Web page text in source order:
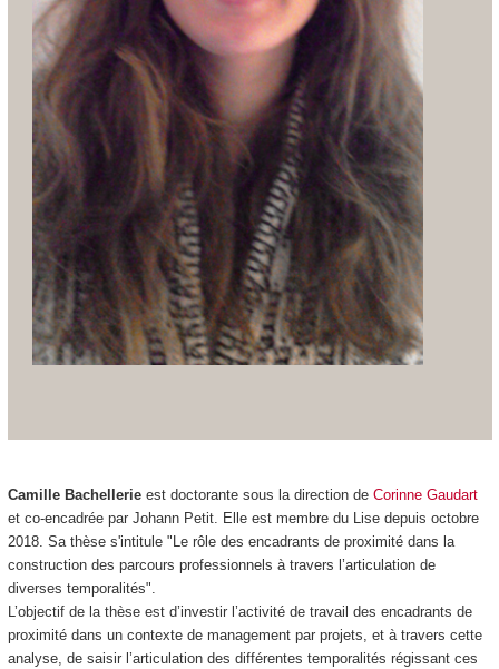
Camille Bachellerie est doctorante sous la direction de Corinne Gaudart
et co-encadrée par Johann Petit. Elle est membre du Lise depuis octobre
2018. Sa thèse s'intitule "Le rôle des encadrants de proximité dans la
construction des parcours professionnels à travers l’articulation de
diverses temporalités".
L’objectif de la thèse est d’investir l’activité de travail des encadrants de
proximité dans un contexte de management par projets, et à travers cette
analyse, de saisir l’articulation des différentes temporalités régissant ces